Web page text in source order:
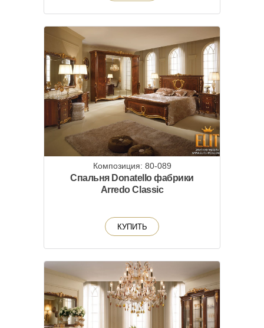
Композиция: 80-089
Спальня Donatello фабрики
Arredo Classic
КУПИТЬ